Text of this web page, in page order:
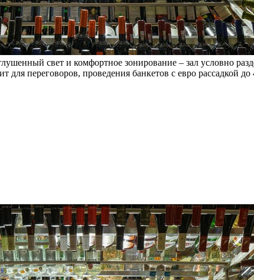
свет и комфортное зонирование – зал условно
для переговоров, проведения банкетов с евро рассадкой